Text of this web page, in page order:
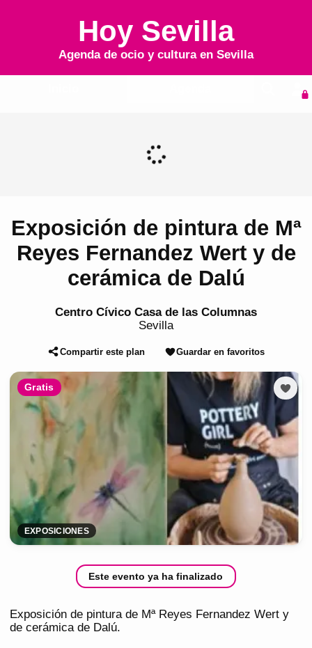
Hoy Sevilla
Agenda de ocio y cultura en Sevilla
Exposición de pintura de Mª
Reyes Fernandez Wert y de
cerámica de Dalú
Centro Cívico Casa de las Columnas
Sevilla
Compartir este plan Guardar en favoritos
Gratis
EXPOSICIONES
Este evento ya ha finalizado
Exposición de pintura de Mª Reyes Fernandez Wert y
de cerámica de Dalú.